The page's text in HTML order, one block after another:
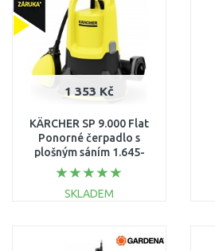
1 353 Kč
KÄRCHER SP 9.000 Flat
Ponorné čerpadlo s
plošným sáním 1.645-
810.0
SKLADEM